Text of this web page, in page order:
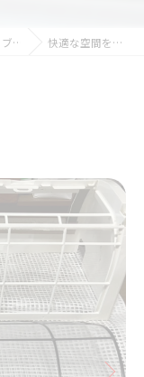
ブログ 快適な空間を保つために。